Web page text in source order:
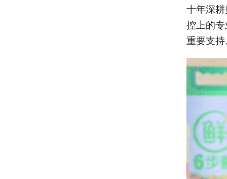
十年深
控上的
重要支